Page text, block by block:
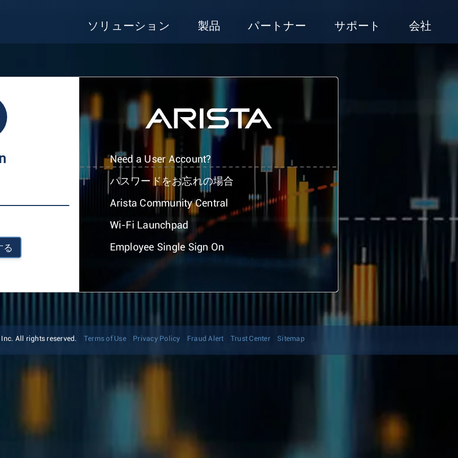
ソリューション 製品 パートナー サポート 会社
る
Need a User Account?
パスワードをお忘れの場合
Arista Community Central
Wi-Fi Launchpad
Employee Single Sign On
All rights reserved. Terms of Use Privacy Policy Fraud Alert Trust Center Sitemap